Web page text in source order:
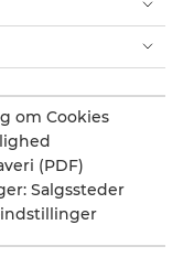
om Cookies
(PDF)
Salgssteder